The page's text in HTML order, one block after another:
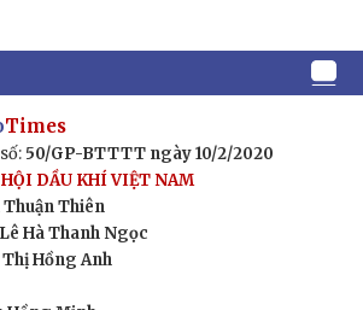
Times
50/GP-BTTTT ngày 10/2/2020
HỘI DẦU KHÍ VIỆT NAM
Thuận Thiên
Lê Hà Thanh Ngọc
Hồng Anh